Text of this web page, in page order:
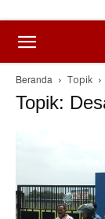
Beranda Topik
Topik: